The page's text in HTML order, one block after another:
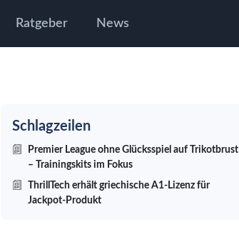
Ratgeber News
Schlagzeilen
Premier League ohne Glücksspiel auf Trikotbrust
– Trainingskits im Fokus
ThrillTech erhält griechische A1-Lizenz für
Jackpot-Produkt